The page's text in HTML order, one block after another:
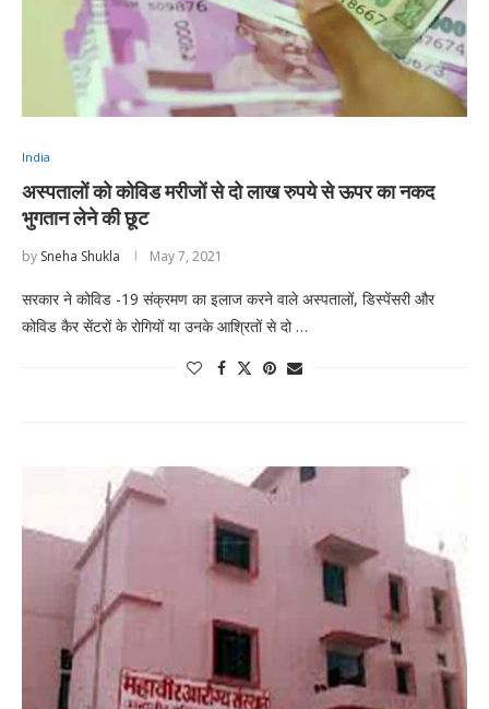
India
अस्पतालों को कोविड मरीजों से दो लाख रुपये से ऊपर का नकद
भुगतान लेने की छूट
by Sneha Shukla May 7, 2021
सरकार ने कोविड -19 संक्रमण का इलाज करने वाले अस्पतालों, डिस्पेंसरी और
कोविड कैर सेंटरों के रोगियों या उनके आश्रितों से दो …